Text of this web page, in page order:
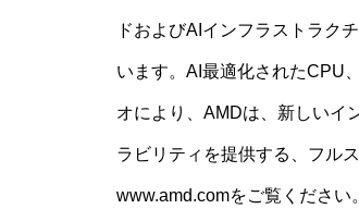
ドおよびAIインフラストラク
います。AI最適化されたCPU
オにより、AMDは、新しいイ
ラビリティを提供する、フル
www.amd.comをご覧ください。